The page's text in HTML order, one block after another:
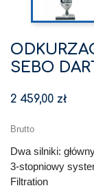
SEBO
2 459,00 zł
Brutto
Dwa silniki:
3-stopniowy
Filtration